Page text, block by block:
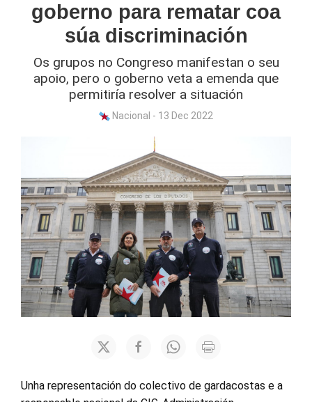
goberno para rematar coa
súa discriminación
Os grupos no Congreso manifestan o seu
apoio, pero o goberno veta a emenda que
permitiría resolver a situación
Nacional - 13 Dec 2022
Unha representación do colectivo de gardacostas e a